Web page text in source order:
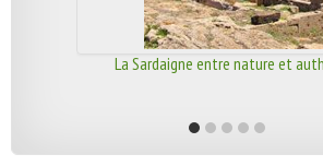
La Sardaigne entre nature et